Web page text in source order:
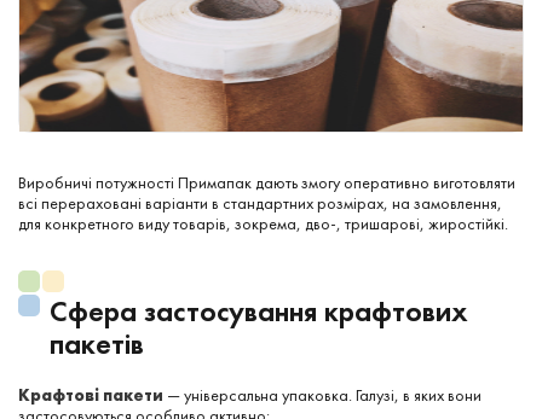
Виробничі потужності Примапак дають змогу оперативно виготовляти
всі перераховані варіанти в стандартних розмірах, на замовлення,
для конкретного виду товарів, зокрема, дво-, тришарові, жиростійкі.
Сфера застосування крафтових
пакетів
Крафтові пакети — універсальна упаковка. Галузі, в яких вони